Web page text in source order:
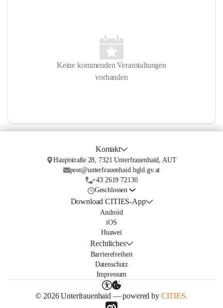
Keine kommenden Veranstaltungen
vorhanden
Kontakt
Hauptstraße 28, 7321 Unterfrauenhaid, AUT
post@unterfrauenhaid.bgld.gv.at
+43 2619 72130
Geschlossen
Download CITIES-App
Android
iOS
Huawei
Rechtliches
Barrierefreiheit
Datenschutz
Impressum
© 2026 Unterfrauenhaid — powered by CITIES.